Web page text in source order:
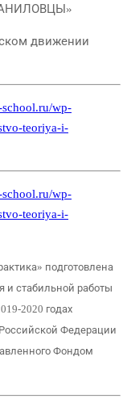
движении
wp-
teoriya-i-
wp-
teoriya-i-
подготовлена
и стабильной работы
2020 годах
Федерации
Фондом